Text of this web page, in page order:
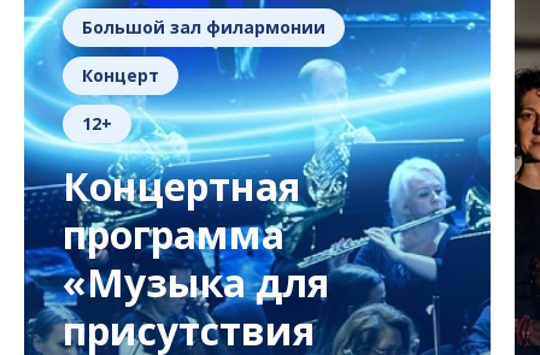
Большой зал филармонии
Концерт
12+
Концертная
программа
«Музыка для
присутствия